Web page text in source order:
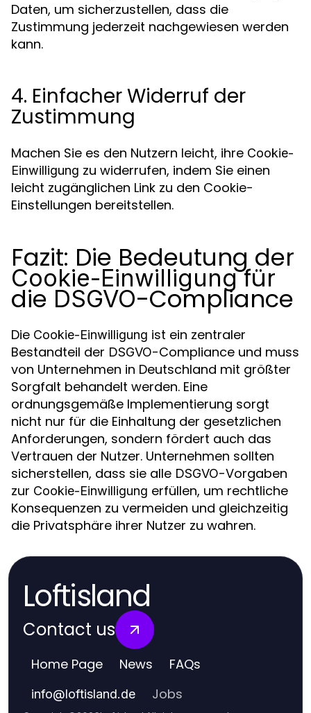
Daten, um sicherzustellen, dass die
Zustimmung jederzeit nachgewiesen werden
kann.
4. Einfacher Widerruf der
Zustimmung
Machen Sie es den Nutzern leicht, ihre Cookie-
Einwilligung zu widerrufen, indem Sie einen
leicht zugänglichen Link zu den Cookie-
Einstellungen bereitstellen.
Fazit: Die Bedeutung der
Cookie-Einwilligungfür
die DSGVO-Compliance
Die Cookie-Einwilligung ist ein zentraler
Bestandteil der DSGVO-Compliance und muss
von Unternehmen in Deutschland mit größter
Sorgfalt behandelt werden. Eine
ordnungsgemäße Implementierung sorgt
nicht nur für die Einhaltung der gesetzlichen
Anforderungen, sondern fördert auch das
Vertrauen der Nutzer. Unternehmen sollten
sicherstellen, dass sie alle DSGVO-Vorgaben
zur Cookie-Einwilligung erfüllen, um rechtliche
Konsequenzen zu vermeiden und gleichzeitig
die Privatsphäre ihrer Nutzer zu wahren.
Loftisland
Contact us
Home Page News FAQs
info@loftisland.de Jobs